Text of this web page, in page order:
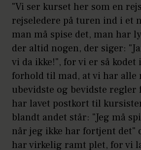
"Vi ser kurset her som en
rejseledere på turen ind i et
man må spise det, man har
der altid nogen, der siger:
vi da ikke!", for vi er så kodet
forhold til mad, at vi har alle
ubevidste og bevidste regler
har lavet postkort til
blandt andet står: "Jeg må
når jeg ikke har fortjent det"
har virkelig ramt plet, for vi